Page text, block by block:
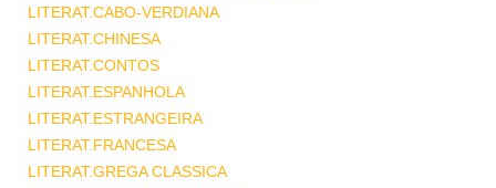
LITERAT.CABO-VERDIANA
LITERAT.CHINESA
LITERAT.CONTOS
LITERAT.ESPANHOLA
LITERAT.ESTRANGEIRA
LITERAT.FRANCESA
LITERAT.GREGA CLASSICA